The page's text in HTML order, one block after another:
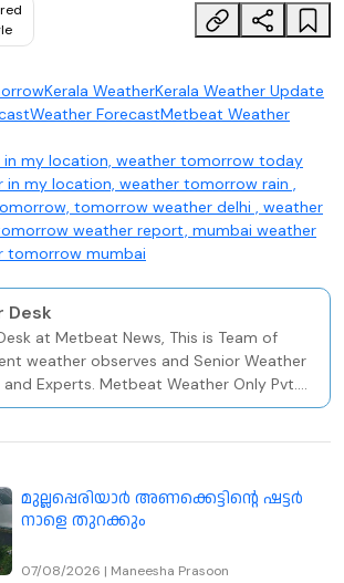
Kerala WeatherKerala Weather Update
Weather ForecastMetbeat Weather
my location, weather tomorrow today
my location, weather tomorrow rain ,
tomorrow weather delhi , weather
weather report, mumbai weather
tomorrow mumbai
Desk
at Metbeat News, This is Team of
observes and Senior Weather
Experts. Metbeat Weather Only Pvt.
and Climate Risk Firm In Kerala Since 2020.
മുല്ലപ്പെരിയാർ അണക്കെട്ടിന്റെ ഷട്ടർ
നാളെ തുറക്കും
07/08/2026 | Maneesha Prasoon